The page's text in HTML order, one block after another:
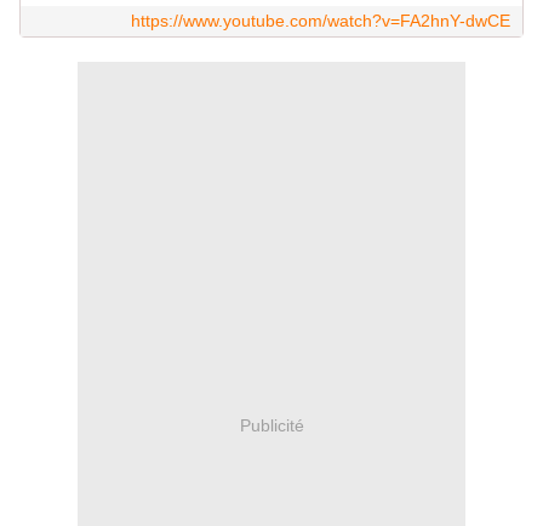
https://www.youtube.com/watch?v=FA2hnY-dwCE
Publicité